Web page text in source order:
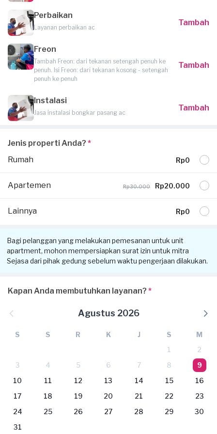
Perbaikan
Layanan perbaikan ac
Tambah
Freon
Tambah Freon: dari tekanan setengah penuh ke
penuh. Isi Freon: dari tekanan kosong - setengah
penuh ke penuh
Tambah
Instalasi
Jasa instalasi bongkar pasang ac
Tambah
Jenis properti Anda? *
Rumah
Rp0
Apartemen Rp30.000 Rp20.000
Lainnya Rp0
Bagi pelanggan yang melakukan pemesanan untuk unit
apartment, mohon mempersiapkan surat izin untuk mitra
Sejasa dari pihak gedung sebelum waktu pengerjaan dilakukan.
Kapan Anda membutuhkan layanan? *
Agustus 2026
S S R K J S
M
1
2
3
4 5 6 7 8
9
10
11 12 13 14 15
16
17
18 19 20 21 22
23
24
25 26 27 28 29
30
31